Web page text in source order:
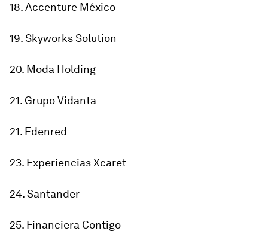
18. Accenture México
19. Skyworks Solution
20. Moda Holding
21. Grupo Vidanta
21. Edenred
23. Experiencias Xcaret
24. Santander
25. Financiera Contigo